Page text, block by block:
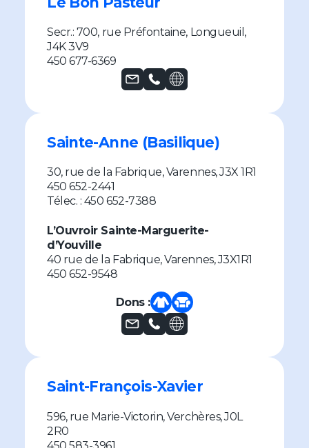
Secr.: 700, rue Préfontaine, Longueuil,
J4K 3V9
450 677-6369
Sainte-Anne (Basilique)
30, rue de la Fabrique, Varennes, J3X 1R1
450 652-2441
Télec. : 450 652-7388
L’Ouvroir Sainte-Marguerite-
d’Youville
40 rue de la Fabrique, Varennes, J3X1R1
450 652-9548
Dons :
Saint-François-Xavier
596, rue Marie-Victorin, Verchères, J0L
2R0
450 583-3961